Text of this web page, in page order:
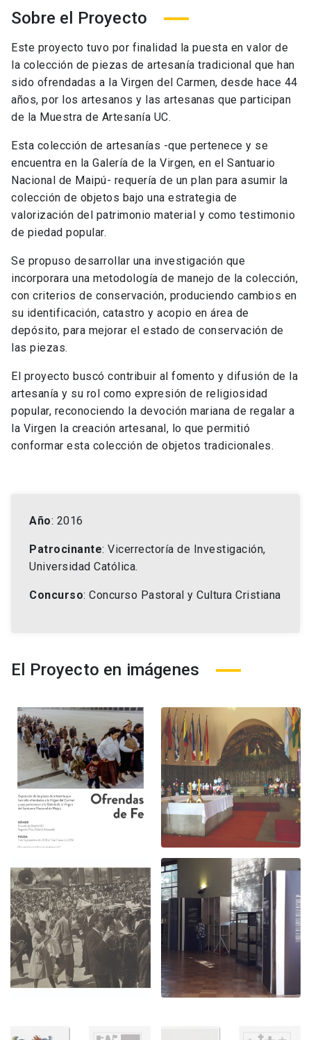
Sobre el Proyecto
Este proyecto tuvo por finalidad la puesta en valor de
la colección de piezas de artesanía tradicional que han
sido ofrendadas a la Virgen del Carmen, desde hace 44
años, por los artesanos y las artesanas que participan
de la Muestra de Artesanía UC.
Esta colección de artesanías -que pertenece y se
encuentra en la Galería de la Virgen, en el Santuario
Nacional de Maipú- requería de un plan para asumir la
colección de objetos bajo una estrategia de
valorización del patrimonio material y como testimonio
de piedad popular.
Se propuso desarrollar una investigación que
incorporara una metodología de manejo de la colección,
con criterios de conservación, produciendo cambios en
su identificación, catastro y acopio en área de
depósito, para mejorar el estado de conservación de
las piezas.
El proyecto buscó contribuir al fomento y difusión de la
artesanía y su rol como expresión de religiosidad
popular, reconociendo la devoción mariana de regalar a
la Virgen la creación artesanal, lo que permitió
conformar esta colección de objetos tradicionales.
Año: 2016
Patrocinante: Vicerrectoría de Investigación,
Universidad Católica.
Concurso: Concurso Pastoral y Cultura Cristiana
El Proyecto en imágenes